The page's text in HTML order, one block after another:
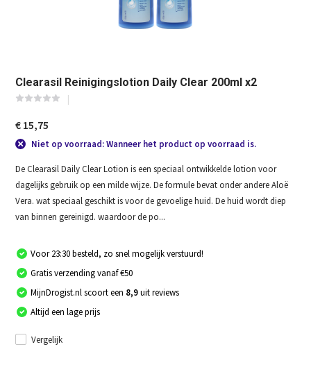
Clearasil Reinigingslotion Daily Clear 200ml x2
€ 15,75
Niet op voorraad: Wanneer het product op voorraad is.
De Clearasil Daily Clear Lotion is een speciaal ontwikkelde lotion voor
dagelijks gebruik op een milde wijze. De formule bevat onder andere Aloë
Vera. wat speciaal geschikt is voor de gevoelige huid. De huid wordt diep
van binnen gereinigd. waardoor de po...
Voor 23:30 besteld, zo snel mogelijk verstuurd!
Gratis verzending vanaf €50
MijnDrogist.nl scoort een 8,9uit reviews
Altijd een lage prijs
Vergelijk